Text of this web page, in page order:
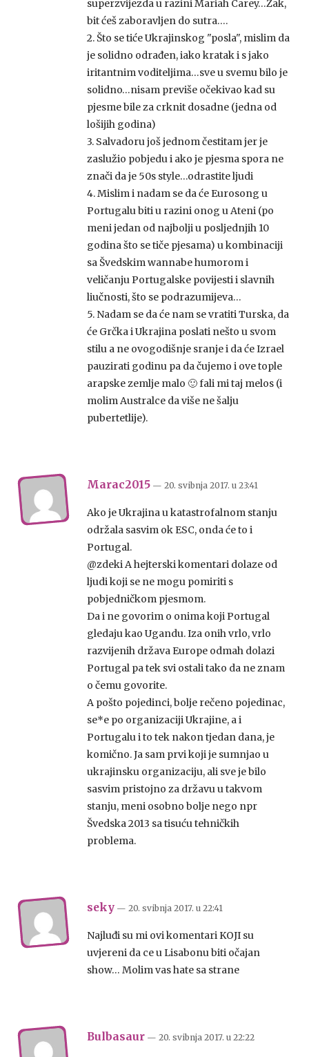
superzvijezda u razini Mariah Carey…Žak,
bit ćeš zaboravljen do sutra….
2. Što se tiće Ukrajinskog "posla", mislim da
je solidno odrađen, iako kratak i s jako
iritantnim voditeljima…sve u svemu bilo je
solidno…nisam previše očekivao kad su
pjesme bile za crknit dosadne (jedna od
lošijih godina)
3. Salvadoru još jednom čestitam jer je
zaslužio pobjedu i ako je pjesma spora ne
znači da je 50s style…odrastite ljudi
4. Mislim i nadam se da će Eurosong u
Portugalu biti u razini onog u Ateni (po
meni jedan od najbolji u posljednjih 10
godina što se tiče pjesama) u kombinaciji
sa Švedskim wannabe humorom i
veličanju Portugalske povijesti i slavnih
liučnosti, što se podrazumijeva…
5. Nadam se da će nam se vratiti Turska, da
će Grčka i Ukrajina poslati nešto u svom
stilu a ne ovogodišnje sranje i da će Izrael
pauzirati godinu pa da čujemo i ove tople
arapske zemlje malo 🙂 fali mi taj melos (i
molim Australce da više ne šalju
pubertetlije).
Marac2015 — 20. svibnja 2017. u 23:41
Ako je Ukrajina u katastrofalnom stanju
održala sasvim ok ESC, onda će to i
Portugal.
@zdeki A hejterski komentari dolaze od
ljudi koji se ne mogu pomiriti s
pobjedničkom pjesmom.
Da i ne govorim o onima koji Portugal
gledaju kao Ugandu. Iza onih vrlo, vrlo
razvijenih država Europe odmah dolazi
Portugal pa tek svi ostali tako da ne znam
o čemu govorite.
A pošto pojedinci, bolje rečeno pojedinac,
se*e po organizaciji Ukrajine, a i
Portugalu i to tek nakon tjedan dana, je
komično. Ja sam prvi koji je sumnjao u
ukrajinsku organizaciju, ali sve je bilo
sasvim pristojno za državu u takvom
stanju, meni osobno bolje nego npr
Švedska 2013 sa tisuću tehničkih
problema.
seky — 20. svibnja 2017. u 22:41
Najluđi su mi ovi komentari KOJI su
uvjereni da ce u Lisabonu biti očajan
show… Molim vas hate sa strane
Bulbasaur — 20. svibnja 2017. u 22:22